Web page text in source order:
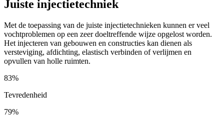
Juiste injectietechniek
Met de toepassing van de juiste injectietechnieken kunnen er veel
vochtproblemen op een zeer doeltreffende wijze opgelost worden.
Het injecteren van gebouwen en constructies kan dienen als
versteviging, afdichting, elastisch verbinden of verlijmen en
opvullen van holle ruimten.
83%
Tevredenheid
79%